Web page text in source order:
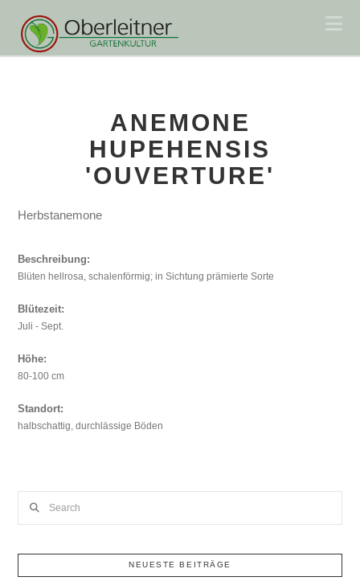
ANEMONE
HUPEHENSIS
'OUVERTURE'
Herbstanemone
Beschreibung:
Blüten hellrosa, schalenförmig; in Sichtung prämierte Sorte
Blütezeit:
Juli - Sept.
Höhe:
80-100 cm
Standort:
halbschattig, durchlässige Böden
NEUESTE BEITRÄGE